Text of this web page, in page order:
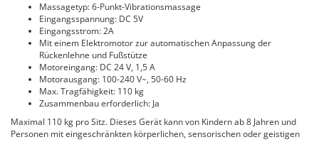
Massagetyp: 6-Punkt-Vibrationsmassage
Eingangsspannung: DC 5V
Eingangsstrom: 2A
Mit einem Elektromotor zur automatischen Anpassung der
Rückenlehne und Fußstütze
Motoreingang: DC 24 V, 1,5 A
Motorausgang: 100-240 V~, 50-60 Hz
Max. Tragfähigkeit: 110 kg
Zusammenbau erforderlich: Ja
Maximal 110 kg pro Sitz. Dieses Gerät kann von Kindern ab 8 Jahren und
Personen mit eingeschränkten körperlichen, sensorischen oder geistigen